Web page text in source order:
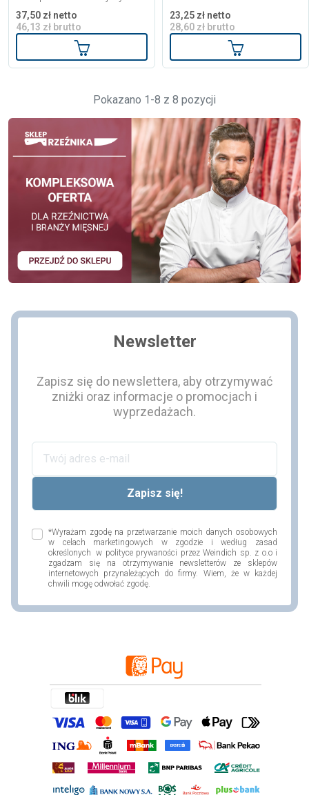
37,50 zł netto
46,13 zł brutto
Dodaj do koszyka
23,25 zł netto
28,60 zł brutto
Dodaj do
Pokazano 1-8 z 8 pozycji
Newsletter
Zapisz się do newslettera, aby otrzymywać
zniżki oraz informacje o promocjach i
wyprzedażach.
*Wyrażam zgodę na przetwarzanie moich danych osobowych
w celach marketingowych w zgodzie i według zasad
określonych w polityce prywaności przez Weindich sp. z o.o i
zgadzam się na otrzymywanie newsletterów ze sklepów
internetowych przynależących do firmy. Wiem, że w każdej
chwili mogę odwołać zgodę.